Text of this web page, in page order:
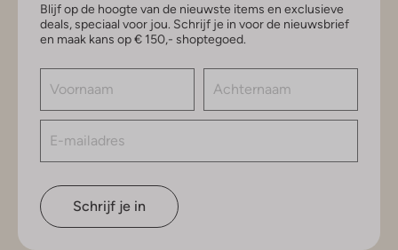
Blijf op de hoogte van de nieuwste items en exclusieve
deals, speciaal voor jou. Schrijf je in voor de nieuwsbrief
en maak kans op € 150,- shoptegoed.
Schrijf je in